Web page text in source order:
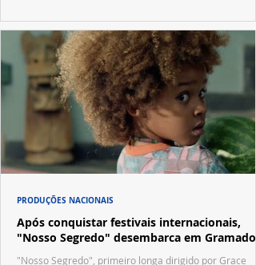
Após conquistar festivais internacionais,
"Nosso Segredo" desembarca em Gramado
"Nosso Segredo", primeiro longa dirigido por Grace
PRODUÇÕES NACIONAIS